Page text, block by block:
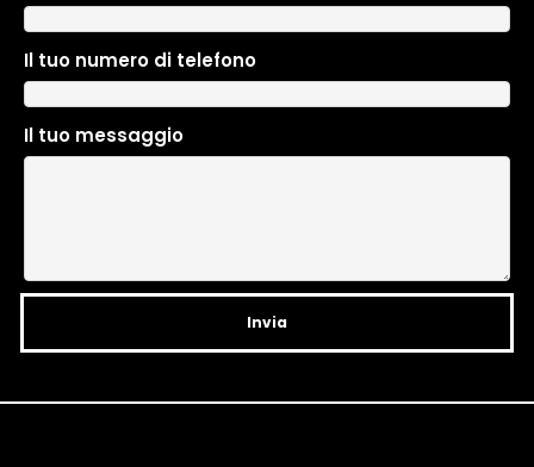
Il tuo numero di telefono
Il tuo messaggio
l
e
n
a
: